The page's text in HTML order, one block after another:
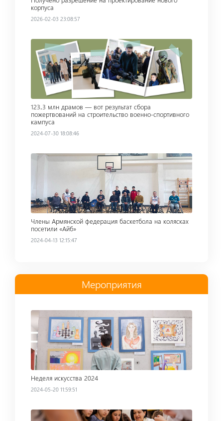
корпуса
2026-02-03 23:08:57
Read more
123․3 млн драмов — вот результат сбора
пожертвований на строительство военно-спортивного
кампуса
2024-07-30 18:08:46
Read more
Члены Армянской федерация баскетбола на колясках
посетили «Айб»
2024-04-13 12:15:47
Мероприятия
Read more
Неделя искусства 2024
2024-05-20 11:59:51
Read more